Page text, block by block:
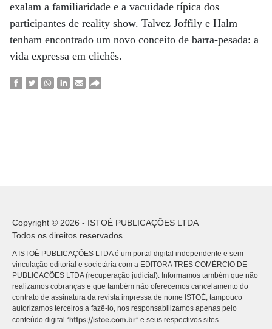
exalam a familiaridade e a vacuidade típica dos
participantes de reality show. Talvez Joffily e Halm
tenham encontrado um novo conceito de barra-pesada: a
vida expressa em clichês.
Copyright © 2026 - ISTOÉ PUBLICAÇÕES LTDA
Todos os direitos reservados.
A ISTOÉ PUBLICAÇÕES LTDA é um portal digital independente e sem
vinculação editorial e societária com a EDITORA TRES COMÉRCIO DE
PUBLICACÕES LTDA (recuperação judicial). Informamos também que não
realizamos cobranças e que também não oferecemos cancelamento do
contrato de assinatura da revista impressa de nome ISTOÉ, tampouco
autorizamos terceiros a fazê-lo, nos responsabilizamos apenas pelo
conteúdo digital “https://istoe.com.br” e seus respectivos sites.